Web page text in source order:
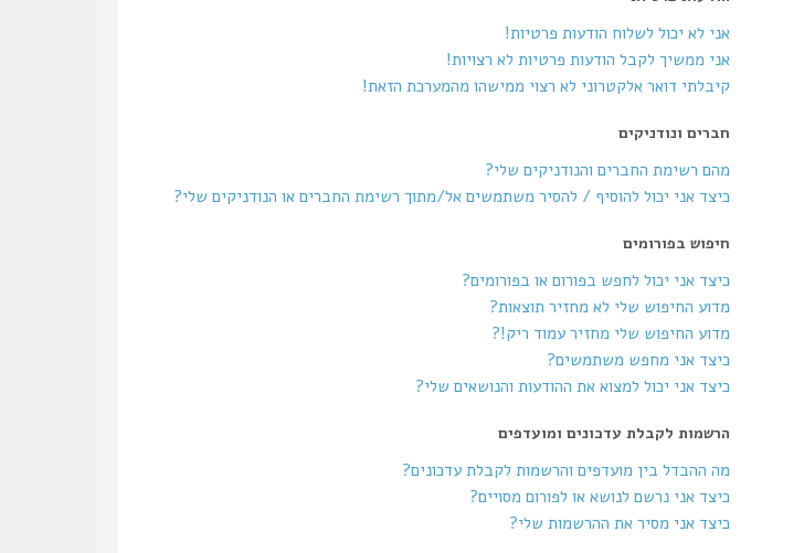
אני לא יכול לשלוח הודעות פרטיות!
אני ממשיך לקבל הודעות פרטיות לא רצויות!
קיבלתי דואר אלקטרוני לא רצוי ממישהו מהמערכת הזאת!
חברים ונודניקים
מהם רשימת החברים והנודניקים שלי?
כיצד אני יכול להוסיף / להסיר משתמשים אל/מתוך רשימת החברים או הנודניקים שלי?
חיפוש בפורומים
כיצד אני יכול לחפש בפורום או בפורומים?
מדוע החיפוש שלי לא מחזיר תוצאות?
מדוע החיפוש שלי מחזיר עמוד ריק!?
כיצד אני מחפש משתמשים?
כיצד אני יכול למצוא את ההודעות והנושאים שלי?
הרשמות לקבלת עדכונים ומועדפים
מה ההבדל בין מועדפים והרשמות לקבלת עדכונים?
כיצד אני נרשם לנושא או לפורום מסויים?
כיצד אני מסיר את ההרשמות שלי?